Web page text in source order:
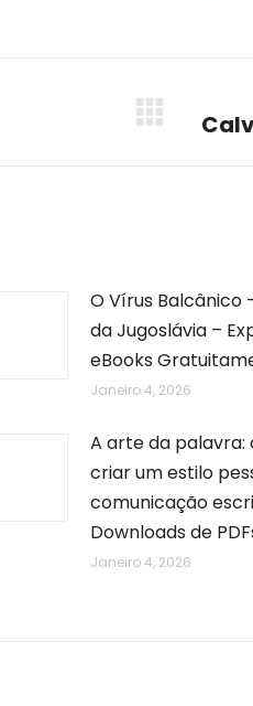
Next
O Vírus Balcânico
da Jugoslávia –
eBooks
Janeiro 4, 2026
A arte da palavra:
criar um estilo
comunicação
Downloads de
Janeiro 4, 2026